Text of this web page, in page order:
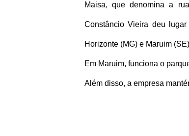
Maisa, que denomina a
Constâncio Vieira deu
Horizonte (MG) e Maruim
Em Maruim, funciona o
Além disso, a empresa